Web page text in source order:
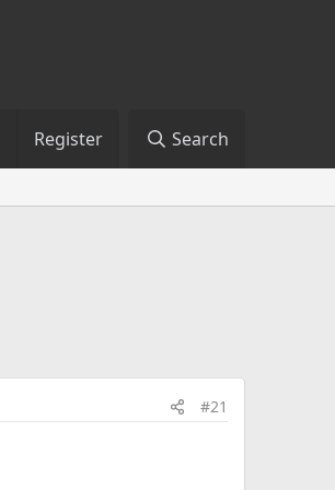
Register Search
#21